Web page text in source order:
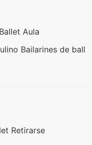
Aula
Bailarines de ball
Retirarse